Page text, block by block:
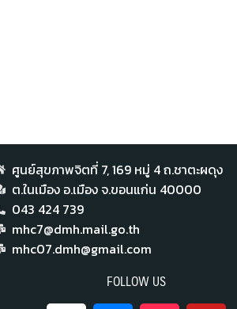
ศูนย์สุขภาพจิตที่ 7,​ 169 หมู่ 4 ถ.ชาตะผดุง
ต.ในเมือง อ.เมือง จ.ขอนแก่น 40000
043 424 739
mhc7@dmh.mail.go.th
mhc07.dmh@gmail.com
FOLLOW US